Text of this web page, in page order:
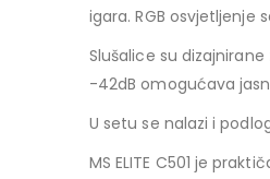
igara. RGB
Slušalice su
-42dB omogućava
U setu se nalazi i
MS ELITE C501 je